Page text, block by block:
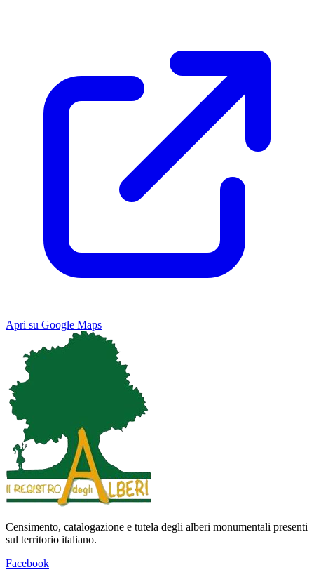
Apri su Google Maps
Map Satellite
Keyboard shortcuts
Censimento, catalogazione e tutela degli alberi monumentali presenti
sul territorio italiano.
Facebook